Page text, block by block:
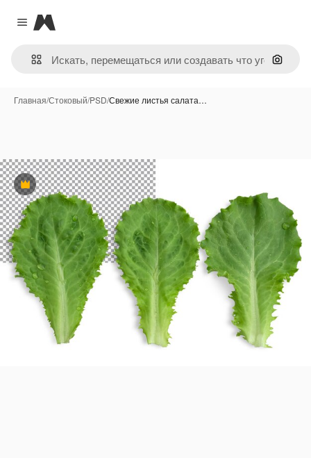
Close menu
Magnific
Поиск
Главная/Стоковый/PSD/Свежие листья салата…
Премиум